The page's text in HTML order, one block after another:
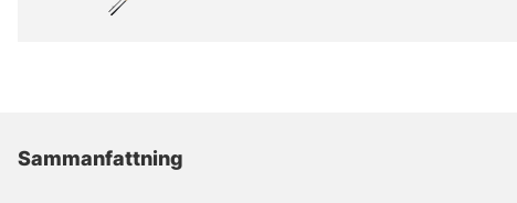
Sammanfattning